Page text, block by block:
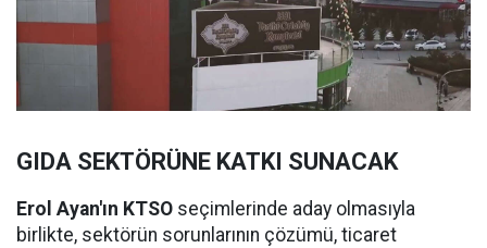
GIDA SEKTÖRÜNE KATKI SUNACAK
Erol Ayan'ın KTSO seçimlerinde aday olmasıyla
birlikte, sektörün sorunlarının çözümü, ticaret